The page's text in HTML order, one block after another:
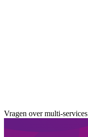
Vragen over multi-services